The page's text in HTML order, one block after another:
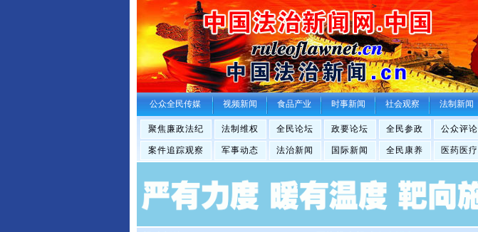
>
公众全民传媒 视频新闻 食品产业 时事新闻 社会观察 法制新闻
聚焦廉政法纪 法制维权 全民论坛 政要论坛 全民参政 公众评论
案件追踪观察 军事动态 法治新闻 国际新闻 全民康养 医药医疗